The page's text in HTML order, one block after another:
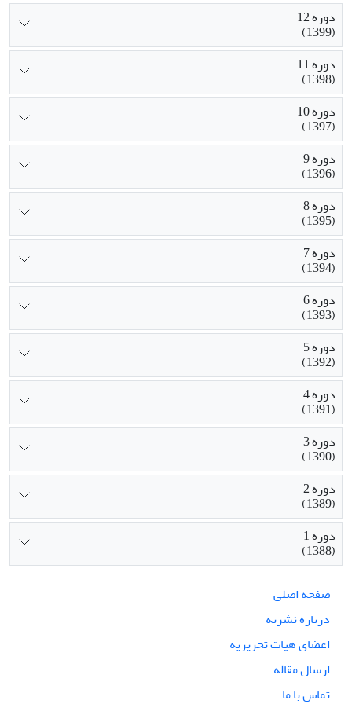
دوره 12
(1399)
دوره 11
(1398)
دوره 10
(1397)
دوره 9
(1396)
دوره 8
(1395)
دوره 7
(1394)
دوره 6
(1393)
دوره 5
(1392)
دوره 4
(1391)
دوره 3
(1390)
دوره 2
(1389)
دوره 1
(1388)
صفحه اصلی
درباره نشریه
اعضای هیات تحریریه
ارسال مقاله
تماس با ما